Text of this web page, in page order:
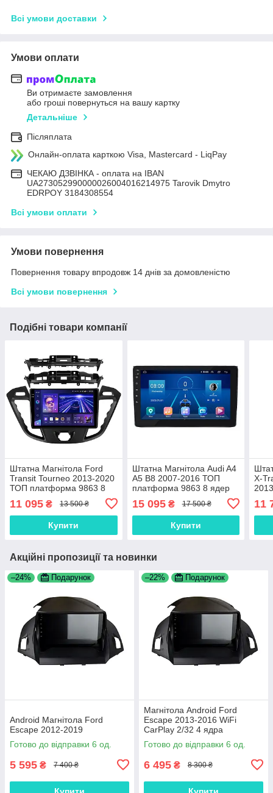
Всі умови доставки
Умови оплати
Ви отримаєте замовлення
або гроші повернуться на вашу картку
Детальніше
Післяплата
Онлайн-оплата карткою Visa, Mastercard - LiqPay
ЧЕКАЮ ДЗВІНКА - оплата на IBAN
UA273052990000026004016214975 Tarovik Dmytro
EDRPOY 3184308554
Всі умови оплати
Умови повернення
Повернення товару впродовж 14 днів за домовленістю
Всі умови повернення
Подібні товари компанії
Штатна Магнітола Ford
Transit Tourneo 2013-2020
ТОП платформа 9863 8
11 095 ₴ 13 500 ₴
Купити
Штатна Магнітола Audi A4
A5 B8 2007-2016 ТОП
платформа 9863 8 ядер
15 095₴ 17 500 ₴
Купити
X-
4G
11
Акційні пропозиції та новинки
–24% Подарунок
Android Магнітола Ford
Escape 2012-2019
Готово до відправки 6 од.
5 595 ₴ 7 400 ₴
Купити
–22% Подарунок
Магнітола Android Ford
Escape 2013-2016 WiFi
CarPlay 2/32 4 ядра
Готово до відправки 6 од.
6 495 ₴ 8 300 ₴
Купити